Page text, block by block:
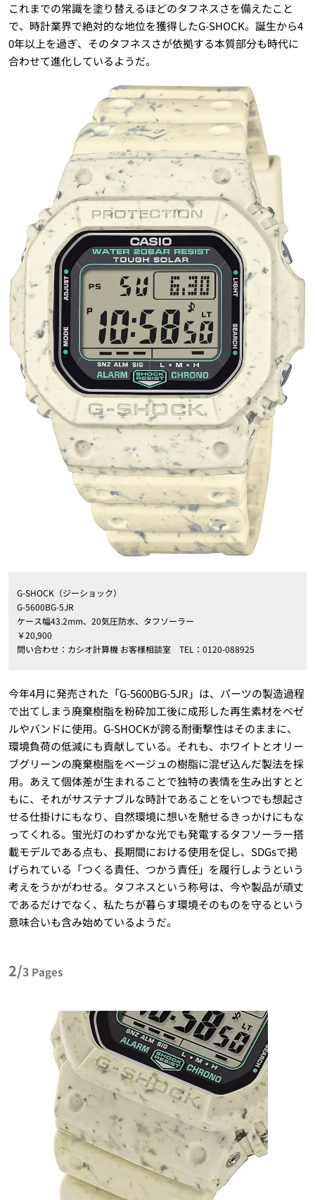
これまでの常識を塗り替えるほどのタフネスさを備えたこと
で、時計業界で絶対的な地位を獲得したG-SHOCK。誕生から4
0年以上を過ぎ、そのタフネスさが依拠する本質部分も時代に
合わせて進化しているようだ。
G-SHOCK（ジーショック）
G-5600BG-5JR
ケース幅43.2mm、20気圧防水、タフソーラー
￥20,900
問い合わせ：カシオ計算機 お客様相談室 TEL：0120-088925
今年4月に発売された「G-5600BG-5JR」は、パーツの製造過程
で出てしまう廃棄樹脂を粉砕加工後に成形した再生素材をベゼ
ルやバンドに使用。G-SHOCKが誇る耐衝撃性はそのままに、
環境負荷の低減にも貢献している。それも、ホワイトとオリー
ブグリーンの廃棄樹脂をベージュの樹脂に混ぜ込んだ製法を採
用。あえて個体差が生まれることで独特の表情を生み出すとと
もに、それがサステナブルな時計であることをいつでも想起さ
せる仕掛けにもなり、自然環境に想いを馳せるきっかけにもな
ってくれる。蛍光灯のわずかな光でも発電するタフソーラー搭
載モデルである点も、長期間における使用を促し、SDGsで掲
げられている「つくる責任、つかう責任」を履行しようという
考えをうかがわせる。タフネスという称号は、今や製品が頑丈
であるだけでなく、私たちが暮らす環境そのものを守るという
意味合いも含み始めているようだ。
2/3 Pages